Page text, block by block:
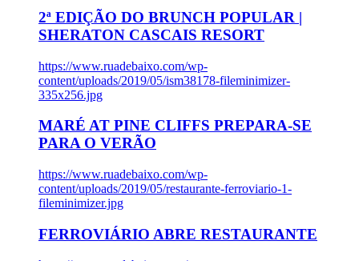
2ª EDIÇÃO DO BRUNCH POPULAR |
SHERATON CASCAIS RESORT
https://www.ruadebaixo.com/wp-
content/uploads/2019/05/ism38178-fileminimizer-
335x256.jpg
MARÉ AT PINE CLIFFS PREPARA-SE
PARA O VERÃO
https://www.ruadebaixo.com/wp-
content/uploads/2019/05/restaurante-ferroviario-1-
fileminimizer.jpg
FERROVIÁRIO ABRE RESTAURANTE